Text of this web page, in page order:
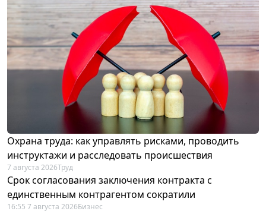
Охрана труда: как управлять рисками, проводить
инструктажи и расследовать происшествия
7 августа 2026Труд
Срок согласования заключения контракта с
единственным контрагентом сократили
16:55 7 августа 2026Бизнес